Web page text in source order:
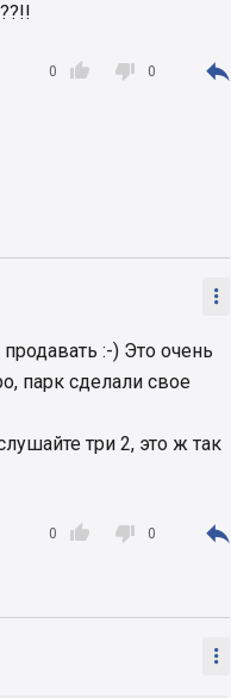

0  0 

:-) Это очень
парк сделали свое
три 2, это ж так

0  0 
